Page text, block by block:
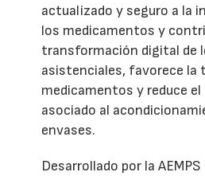
actualizado y seguro a la
los medicamentos y
transformación digital de
asistenciales, favorece la
medicamentos y reduce el
asociado al
envases.
Desarrollado por la